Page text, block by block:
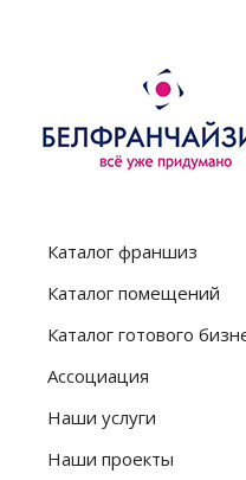
Каталог франшиз
Каталог помещений
Каталог готового
Ассоциация
Наши услуги
Наши проекты